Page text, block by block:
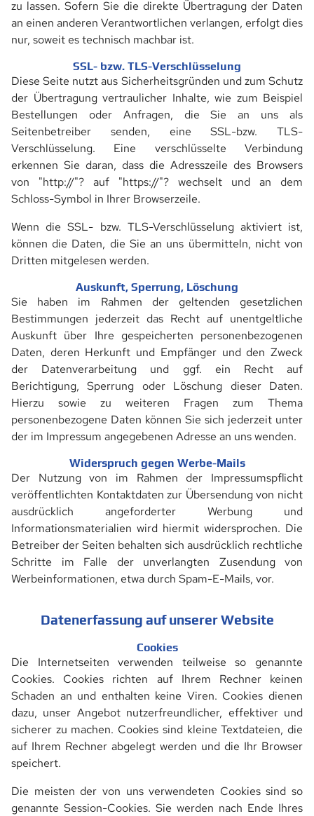
START
EINPRESS-GITTERROSTE
EINPRESS-STUFEN
XXL-TREPPENSTUFEN
SCHWEISSPRESS-STUFEN
zu lassen. Sofern Sie die direkte Übertragung der Daten
an einen anderen Verantwortlichen verlangen, erfolgt dies
nur, soweit es technisch machbar ist.
SSL- bzw. TLS-Verschlüsselung
Diese Seite nutzt aus Sicherheitsgründen und zum Schutz
der Übertragung vertraulicher Inhalte, wie zum Beispiel
Bestellungen oder Anfragen, die Sie an uns als
Seitenbetreiber senden, eine SSL-bzw. TLS-
Verschlüsselung. Eine verschlüsselte Verbindung
erkennen Sie daran, dass die Adresszeile des Browsers
von "http://"? auf "https://"? wechselt und an dem
Schloss-Symbol in Ihrer Browserzeile.
Wenn die SSL- bzw. TLS-Verschlüsselung aktiviert ist,
können die Daten, die Sie an uns übermitteln, nicht von
Dritten mitgelesen werden.
Auskunft, Sperrung, Löschung
Sie haben im Rahmen der geltenden gesetzlichen
Bestimmungen jederzeit das Recht auf unentgeltliche
Auskunft über Ihre gespeicherten personenbezogenen
Daten, deren Herkunft und Empfänger und den Zweck
der Datenverarbeitung und ggf. ein Recht auf
Berichtigung, Sperrung oder Löschung dieser Daten.
Hierzu sowie zu weiteren Fragen zum Thema
personenbezogene Daten können Sie sich jederzeit unter
der im Impressum angegebenen Adresse an uns wenden.
Widerspruch gegen Werbe-Mails
Der Nutzung von im Rahmen der Impressumspflicht
veröffentlichten Kontaktdaten zur Übersendung von nicht
ausdrücklich angeforderter Werbung und
Informationsmaterialien wird hiermit widersprochen. Die
Betreiber der Seiten behalten sich ausdrücklich rechtliche
Schritte im Falle der unverlangten Zusendung von
Werbeinformationen, etwa durch Spam-E-Mails, vor.
Datenerfassung auf unserer Website
Cookies
Die Internetseiten verwenden teilweise so genannte
Cookies. Cookies richten auf Ihrem Rechner keinen
Schaden an und enthalten keine Viren. Cookies dienen
dazu, unser Angebot nutzerfreundlicher, effektiver und
sicherer zu machen. Cookies sind kleine Textdateien, die
auf Ihrem Rechner abgelegt werden und die Ihr Browser
speichert.
Die meisten der von uns verwendeten Cookies sind so
genannte Session-Cookies. Sie werden nach Ende Ihres